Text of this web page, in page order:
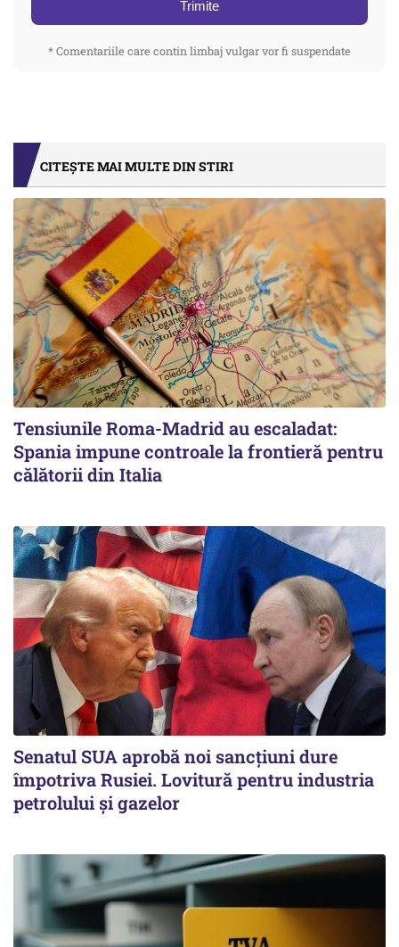
Trimite
* Comentariile care contin limbaj vulgar vor fi suspendate
CITEȘTE MAI MULTE DIN STIRI
Tensiunile Roma-Madrid au escaladat:
Spania impune controale la frontieră pentru
călătorii din Italia
Senatul SUA aprobă noi sancțiuni dure
împotriva Rusiei. Lovitură pentru industria
petrolului și gazelor